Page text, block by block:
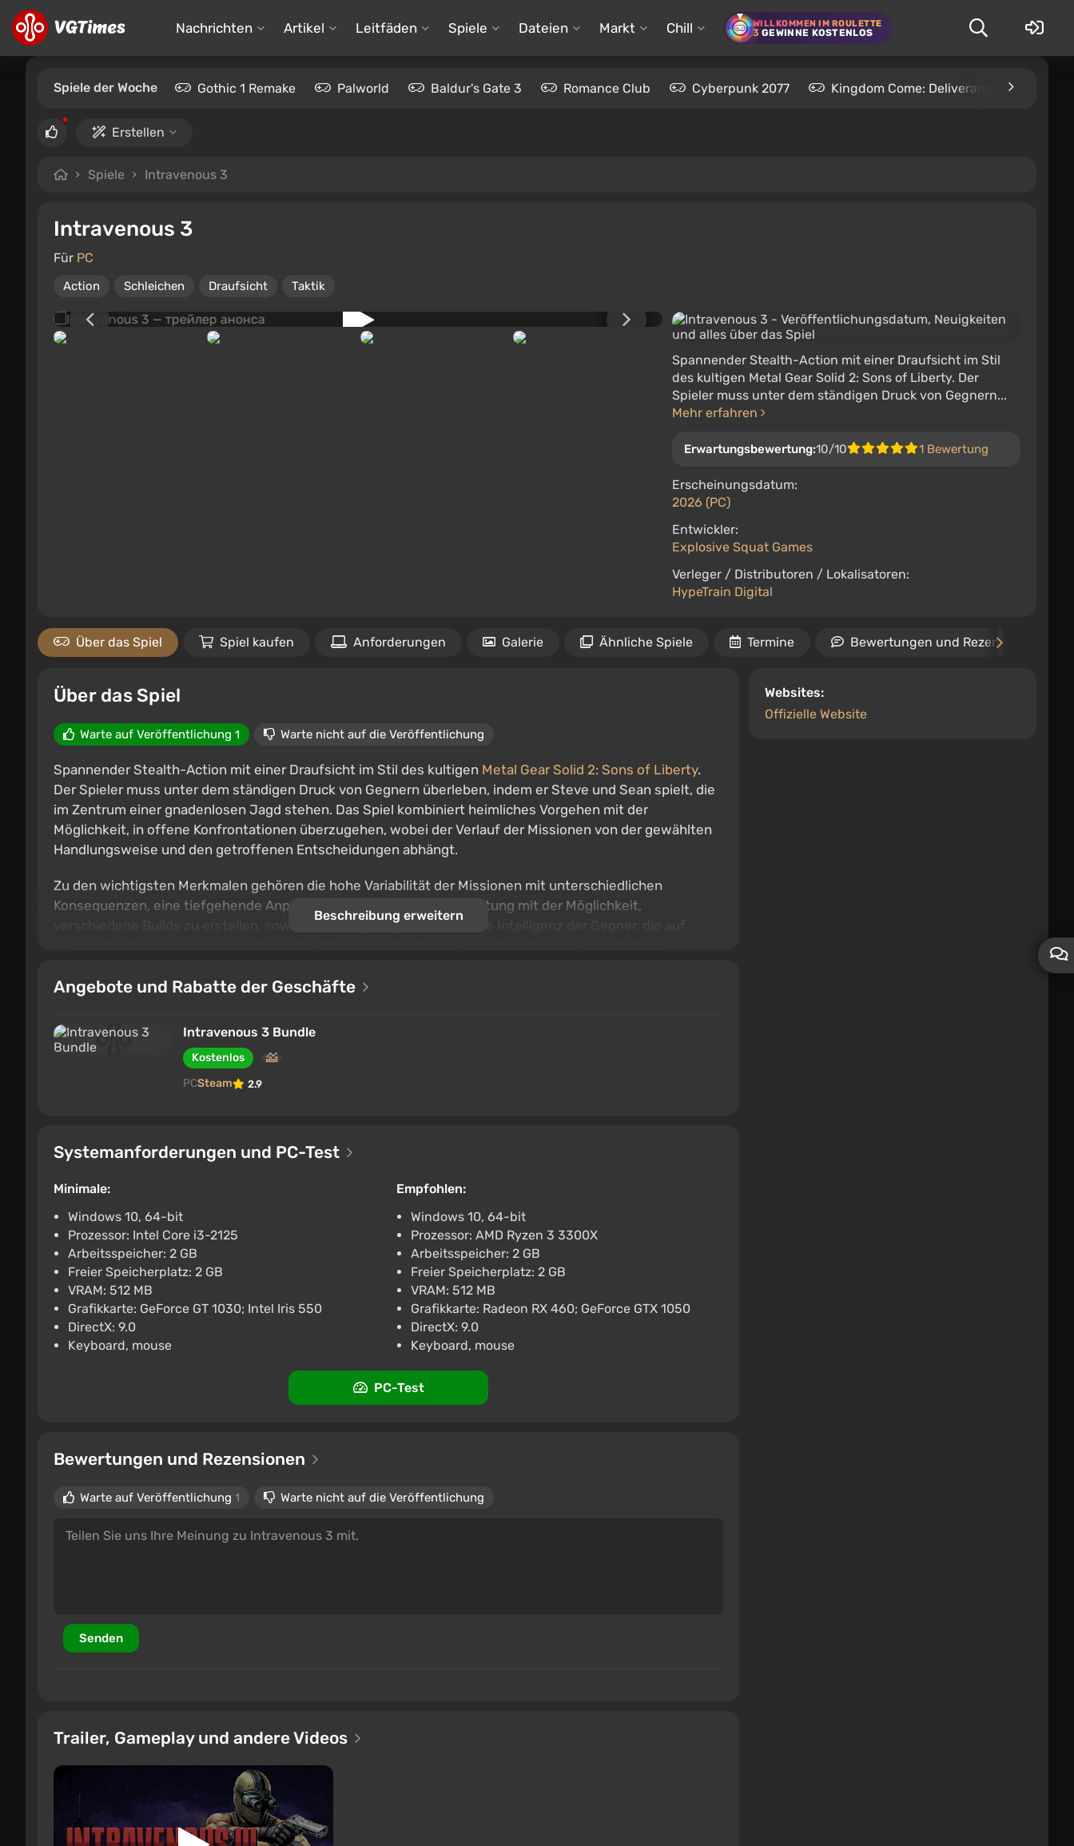
Nachrichten Artikel Leitfäden Spiele Dateien Markt Chill WILLKOMMEN IM ROULETTE
3 GEWINNE KOSTENLOS
Spiele der Woche Gothic 1 Remake Palworld Baldur's Gate 3 Romance Club Cyberpunk 2077 Kingdom Come: Deliverance 2
Erstellen
Spiele Intravenous 3
Intravenous 3
Für PC
Action Schleichen Draufsicht Taktik
Spannender Stealth-Action mit einer Draufsicht im Stil
des kultigen Metal Gear Solid 2: Sons of Liberty. Der
Spieler muss unter dem ständigen Druck von Gegnern...
Mehr erfahren
Erwartungsbewertung:10/10 1 Bewertung
Erscheinungsdatum:
2026 (PC)
Entwickler:
Explosive Squat Games
Verleger / Distributoren / Lokalisatoren:
HypeTrain Digital
Über das Spiel Spiel kaufen Anforderungen Galerie Ähnliche Spiele Termine Bewertungen und Rezensionen
Websites:
Offizielle Website
Über das Spiel
Warte auf Veröffentlichung 1 Warte nicht auf die Veröffentlichung
Spannender Stealth-Action mit einer Draufsicht im Stil des kultigen Metal Gear Solid 2: Sons of Liberty.
Der Spieler muss unter dem ständigen Druck von Gegnern überleben, indem er Steve und Sean spielt, die
im Zentrum einer gnadenlosen Jagd stehen. Das Spiel kombiniert heimliches Vorgehen mit der
Möglichkeit, in offene Konfrontationen überzugehen, wobei der Verlauf der Missionen von der gewählten
Handlungsweise und den getroffenen Entscheidungen abhängt.
Zu den wichtigsten Merkmalen gehören die hohe Variabilität der Missionen mit unterschiedlichen
Konsequenzen, eine tiefgehende Anpassung von Waffen und Ausrüstung mit der Möglichkeit,
verschiedene Builds zu erstellen, sowie eine ausgeklügelte künstliche Intelligenz der Gegner, die auf
Spannung des Spiels verstärkt.
Beschreibung erweitern
Angebote und Rabatte der Geschäfte
Intravenous 3 Bundle
Kostenlos
PCSteam 2.9
Systemanforderungen und PC-Test
Minimale:
Windows 10, 64-bit
Prozessor: Intel Core i3-2125
Arbeitsspeicher: 2 GB
Freier Speicherplatz: 2 GB
VRAM: 512 MB
Grafikkarte: GeForce GT 1030; Intel Iris 550
DirectX: 9.0
Keyboard, mouse
Empfohlen:
Windows 10, 64-bit
Prozessor: AMD Ryzen 3 3300X
Arbeitsspeicher: 2 GB
Freier Speicherplatz: 2 GB
VRAM: 512 MB
Grafikkarte: Radeon RX 460; GeForce GTX 1050
DirectX: 9.0
Keyboard, mouse
PC-Test
Bewertungen und Rezensionen
Warte auf Veröffentlichung 1 Warte nicht auf die Veröffentlichung
Senden
Trailer, Gameplay und andere Videos